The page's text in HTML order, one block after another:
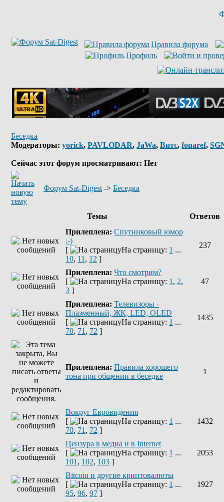
Правила форума
Профиль
Беседка
Модераторы: yorick, PAVLODAR, JaWa, Витс, fonaref,
Сейчас этот форум просматривают: Нет
Форум Sat-Digest -> Беседка
Темы
Ответов
Прилеплена: Спутниковый юмор
;-)
[
На страницу: 1 ...
10, 11 , 12 ]
237
Прилеплена: Что смотрим?
[
На страницу: 1 , 2,
3 ]
47
Прилеплена: Телевизоры -
Плазменный, ЖК, LED, OLED
[
На страницу: 1 ...
70, 71 , 72 ]
1435
Прилеплена: Правила хорошего
тона при общении в беседке
1
Вокруг Евровидения
[
На страницу: 1 ...
70, 71 , 72 ]
1432
Цензура в медиа и в Internet
[
На страницу: 1 ...
101 , 102, 103 ]
2053
Bitcoin и другие криптовалюты
[
На страницу: 1 ...
95, 96, 97 ]
1927